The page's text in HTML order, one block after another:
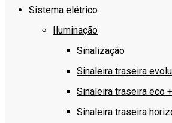
Sistema elétrico
Iluminação
Sinalização
Sinaleira traseira
Sinaleira traseira eco +
Sinaleira traseira